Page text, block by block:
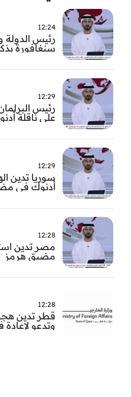
12:24
رئيس الدولة
سنغافورة
12:29
رئيس
على ناقلة
12:29
سوريا تدين
أدنوك في
12:28
مصر تدين
مضيق هرمز
12:28
قطر تدين
وتدعو